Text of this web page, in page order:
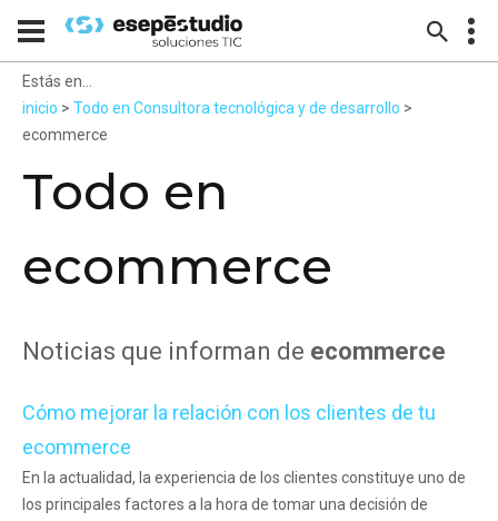
Estás en...
inicio > Todo en Consultora tecnológica y de desarrollo >
ecommerce
Todo en
ecommerce
Noticias que informan de ecommerce
Cómo mejorar la relación con los clientes de tu
ecommerce
En la actualidad, la experiencia de los clientes constituye uno de
los principales factores a la hora de tomar una decisión de